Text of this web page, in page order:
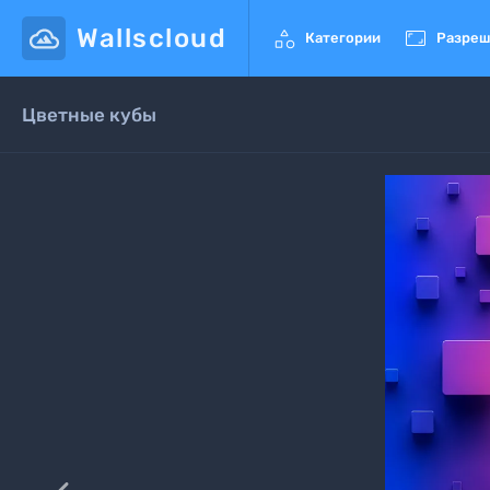
Wallscloud  Категории 
Цветные кубы